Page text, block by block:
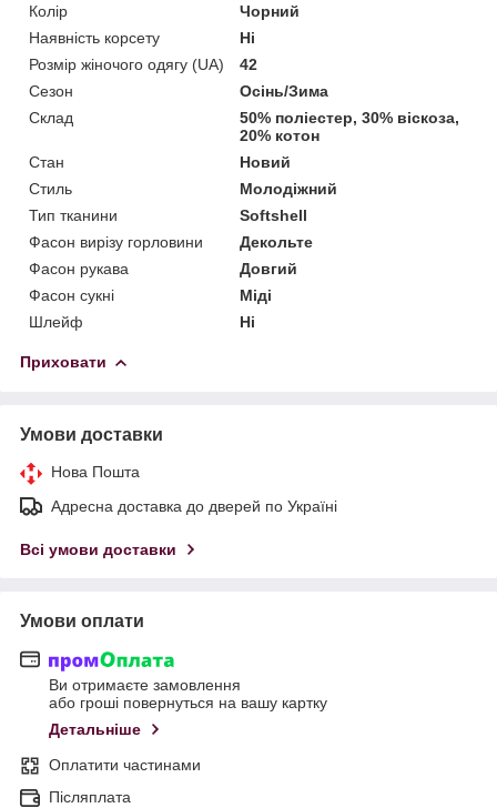
Колір
Чорний
Наявність корсету
Ні
Розмір жіночого одягу (UA)
42
Сезон
Осінь/Зима
Склад
50% поліестер, 30% віскоза,
20% котон
Стан
Новий
Стиль
Молодіжний
Тип тканини
Softshell
Фасон вирізу горловини
Декольте
Фасон рукава
Довгий
Фасон сукні
Міді
Шлейф
Ні
Приховати
Умови доставки
Нова Пошта
Адресна доставка до дверей по Україні
Всі умови доставки
Умови оплати
Ви отримаєте замовлення
або гроші повернуться на вашу картку
Детальніше
Оплатити частинами
Післяплата